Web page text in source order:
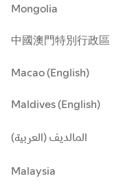
Mongolia
中國澳門特別行政區
Macao (English)
Maldives (English)
المالديف (العربية)
Malaysia